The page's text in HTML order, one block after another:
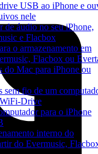
USB ao iPhone e
nele
de áudio no seu iPhone,
e Flacbox
o armazenamento em
Flacbox ou
do Mac para iPhone ou
sem fio de um
Drive
para o iPhone
interno do
do Evermusic,